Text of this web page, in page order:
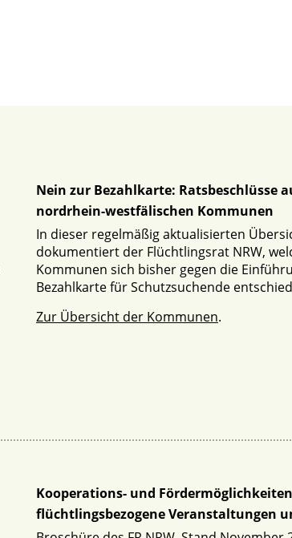
Nein zur Bezahlkarte: Ratsbeschlüsse
nordrhein-westfälischen Kommunen
In dieser regelmäßig aktualisierten
dokumentiert der Flüchtlingsrat NRW,
Kommunen sich bisher gegen die
Bezahlkarte für Schutzsuchende
Zur Übersicht der Kommunen.
Kooperations- und
flüchtlingsbezogene Veranstaltungen